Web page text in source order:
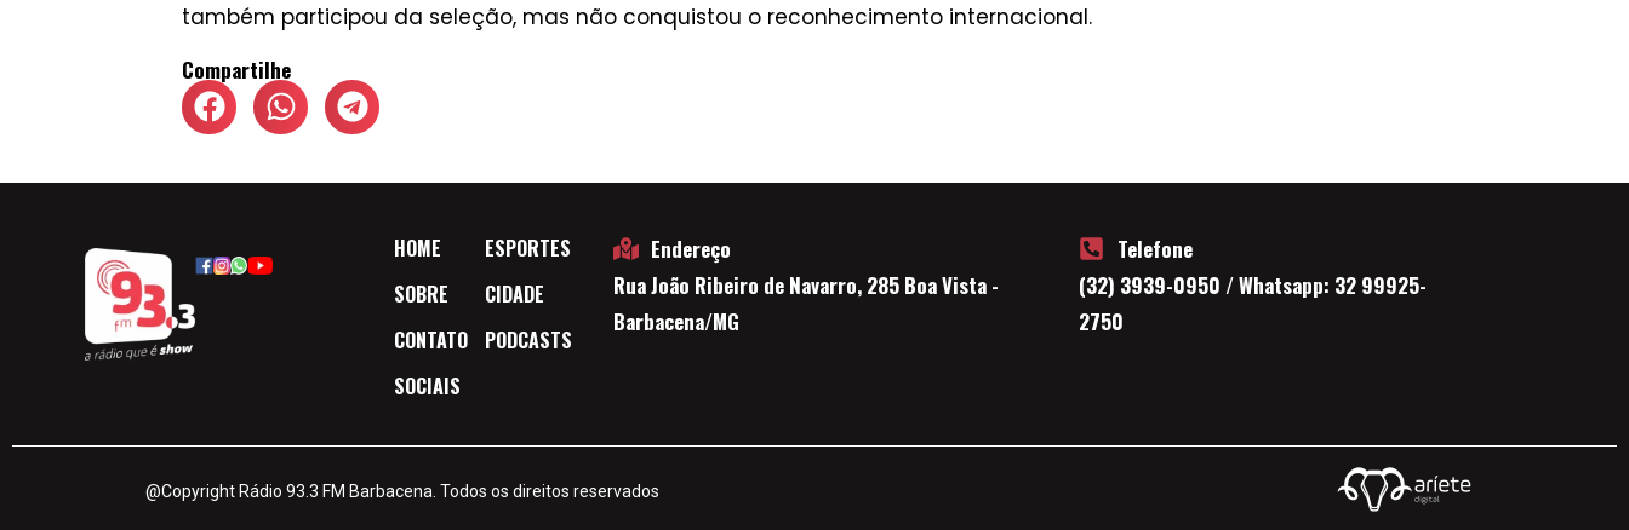
também participou da seleção, mas não conquistou o reconhecimento internacional.
Compartilhe
HOME
SOBRE
CONTATO
SOCIAIS
ESPORTES
CIDADE
PODCASTS
Endereço
Rua João Ribeiro de Navarro, 285 Boa Vista -
Barbacena/MG
Telefone
(32) 3939-0950 / Whatsapp: 32 99925-
2750
@Copyright Rádio 93.3 FM Barbacena. Todos os direitos reservados